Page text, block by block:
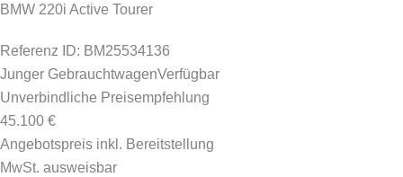
BMW 220i Active Tourer
Referenz ID: BM25534136
Junger GebrauchtwagenVerfügbar
Unverbindliche Preisempfehlung
45.100 €
Angebotspreis inkl. Bereitstellung
MwSt. ausweisbar